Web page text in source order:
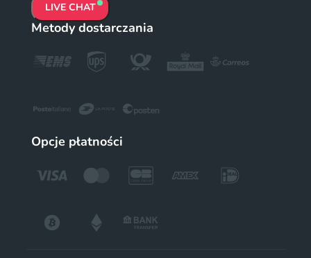
LIVE CHAT
Metody dostarczania
Opcje płatności